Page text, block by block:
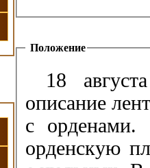
Положение
18
описание
с орденами.
орденскую